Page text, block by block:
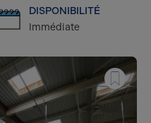
DISPONIBILITÉ
Immédiate